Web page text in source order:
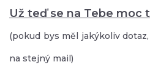
Už teď se na Tebe moc
(pokud bys měl jakýkoliv
na stejný mail)